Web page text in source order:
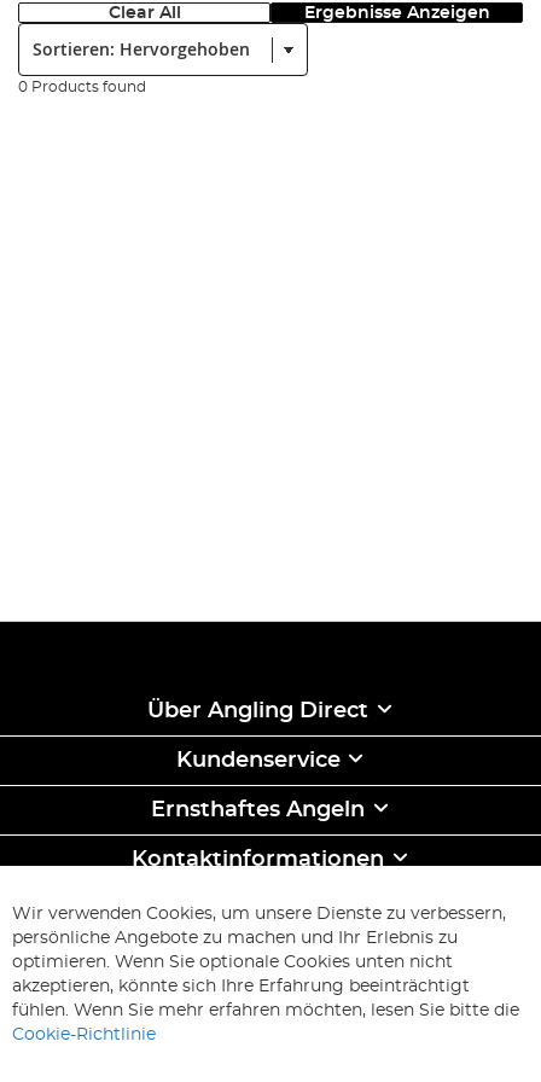
Clear All Ergebnisse Anzeigen
0 Products found
Über Angling Direct
Kundenservice
Ernsthaftes Angeln
Kontaktinformationen
ABONNIEREN & SPAREN
Melden
Sie
unseren
Newsletter
Abonnieren
Wir verwenden Cookies, um unsere Dienste zu verbessern,
persönliche Angebote zu machen und Ihr Erlebnis zu
optimieren. Wenn Sie optionale Cookies unten nicht
akzeptieren, könnte sich Ihre Erfahrung beeinträchtigt
fühlen. Wenn Sie mehr erfahren möchten, lesen Sie bitte die
Cookie-Richtlinie